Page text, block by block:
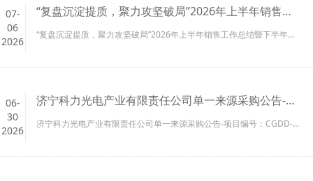
07-
06
2026
“复盘沉淀提质，聚力攻坚破局”2026年上半年销售工作总结暨下半年工作部署会议圆满举行
“复盘沉淀提质，聚力攻坚破局”2026年上半年销售工作总结暨下半年工作部署会议圆满举行...
06-
30
2026
济宁科力光电产业有限责任公司单一来源采购公告-项目编号：CGDD-2026-2528
济宁科力光电产业有限责任公司单一来源采购公告-项目编号：CGDD-2026-2528...